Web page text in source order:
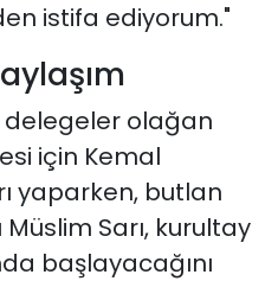
istifa ediyorum."
delegeler olağan
için Kemal
yaparken, butlan
Sarı, kurultay
başlayacağını